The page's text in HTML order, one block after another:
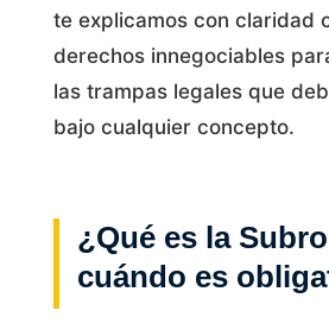
te explicamos con claridad
derechos innegociables
las trampas legales que
bajo cualquier concepto.
¿Qué es la
cuándo es